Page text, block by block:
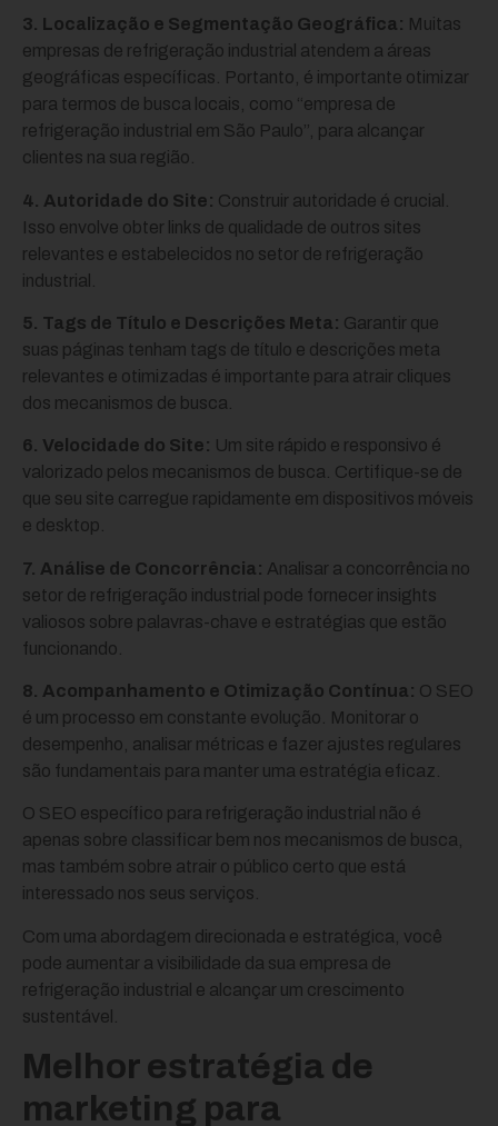
3. Localização e Segmentação Geográfica: Muitas
empresas de refrigeração industrial atendem a áreas
geográficas específicas. Portanto, é importante otimizar
para termos de busca locais, como “empresa de
refrigeração industrial em São Paulo”, para alcançar
clientes na sua região.
4. Autoridade do Site: Construir autoridade é crucial.
Isso envolve obter links de qualidade de outros sites
relevantes e estabelecidos no setor de refrigeração
industrial.
5. Tags de Título e Descrições Meta: Garantir que
suas páginas tenham tags de título e descrições meta
relevantes e otimizadas é importante para atrair cliques
dos mecanismos de busca.
6. Velocidade do Site: Um site rápido e responsivo é
valorizado pelos mecanismos de busca. Certifique-se de
que seu site carregue rapidamente em dispositivos móveis
e desktop.
7. Análise de Concorrência: Analisar a concorrência no
setor de refrigeração industrial pode fornecer insights
valiosos sobre palavras-chave e estratégias que estão
funcionando.
8. Acompanhamento e Otimização Contínua: O SEO
é um processo em constante evolução. Monitorar o
desempenho, analisar métricas e fazer ajustes regulares
são fundamentais para manter uma estratégia eficaz.
O SEO específico para refrigeração industrial não é
apenas sobre classificar bem nos mecanismos de busca,
mas também sobre atrair o público certo que está
interessado nos seus serviços.
Com uma abordagem direcionada e estratégica, você
pode aumentar a visibilidade da sua empresa de
refrigeração industrial e alcançar um crescimento
sustentável.
Melhor estratégia de
marketing para